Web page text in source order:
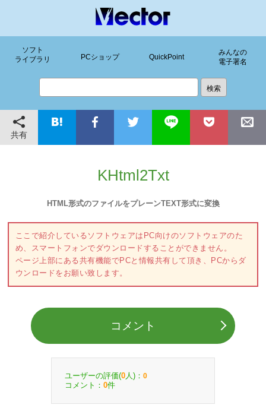
ソフト
ライブラリ
PCショップ QuickPoint
みんなの
電子署名
共有
KHtml2Txt
HTML形式のファイルをプレーンTEXT形式に変換
ここで紹介しているソフトウェアはPC向けのソフトウェアのた
め、スマートフォンでダウンロードすることができません。
ページ上部にある共有機能でPCと情報共有して頂き、PCからダ
ウンロードをお願い致します。
コメント
ユーザーの評価(0 人)： 0
コメント： 0件